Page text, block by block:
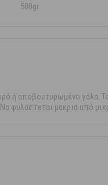
500gr
ή αποβουτυρωμένο γάλα.
φυλάσσεται μακριά από